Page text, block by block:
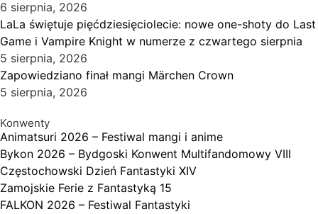
6 sierpnia, 2026
LaLa świętuje pięćdziesięciolecie: nowe one-shoty do Last
Game i Vampire Knight w numerze z czwartego sierpnia
5 sierpnia, 2026
Zapowiedziano finał mangi Märchen Crown
5 sierpnia, 2026
Konwenty
Animatsuri 2026 – Festiwal mangi i anime
Bykon 2026 – Bydgoski Konwent Multifandomowy VIII
Częstochowski Dzień Fantastyki XIV
Zamojskie Ferie z Fantastyką 15
FALKON 2026 – Festiwal Fantastyki